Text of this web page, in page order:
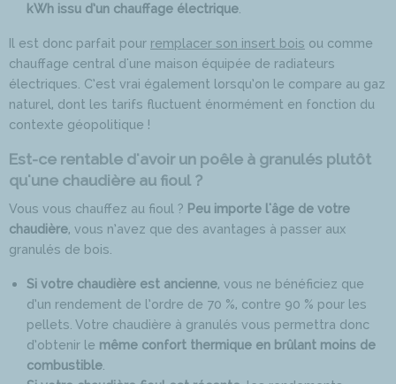
kWh issu d’un chauffage électrique
Il est donc parfait pour remplacer son insert bois ou comme
chauffage central d'une maison équipée de radiateurs
électriques. C’est vrai également lorsqu’on le compare au gaz
naturel, dont les tarifs fluctuent énormément en fonction du
contexte géopolitique !
Est-ce rentable d'avoir un poêle à granulés plutôt
qu'une chaudière au fioul ?
Vous vous chauffez au fioul ? Peu importe l'âge de votre
chaudière, vous n’avez que des avantages à passer aux
granulés de bois.
Si votre chaudière est ancienne, vous ne bénéficiez que
d’un rendement de l’ordre de 70 %, contre 90 % pour les
pellets. Votre chaudière à granulés vous permettra donc
d’obtenir le même confort thermique en brûlant moins de
combustible